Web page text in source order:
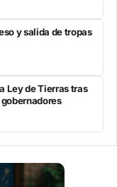
y salida de tropas
Ley de Tierras tras